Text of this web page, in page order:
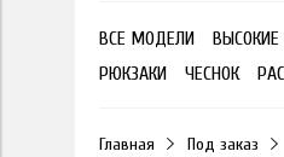
ВСЕ МОДЕЛИ
РЮКЗАКИ
ЧЕСНОК
Главная Под заказ